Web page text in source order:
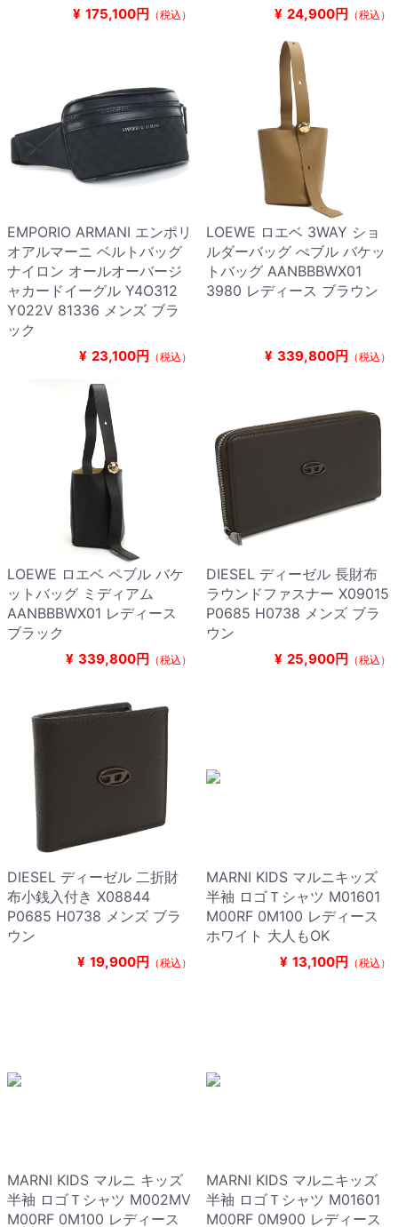
¥ 175,100円 （税込） ¥ 24,900円 （税込）
EMPORIO ARMANI エンポリ
オアルマーニ ベルトバッグ
ナイロン オールオーバージ
ャカードイーグル Y4O312
Y022V 81336 メンズ ブラ
ック
¥ 23,100円 （税込）
LOEWE ロエベ 3WAY ショ
ルダーバッグ ぺブル バケッ
トバッグ AANBBBWX01
3980 レディース ブラウン
¥ 339,800円 （税込）
LOEWE ロエベ ペブル バケ
ットバッグ ミディアム
AANBBBWX01 レディース
ブラック
¥ 339,800円 （税込）
DIESEL ディーゼル 長財布
ラウンドファスナー X09015
P0685 H0738 メンズ ブラ
ウン
¥ 25,900円 （税込）
DIESEL ディーゼル 二折財
布小銭入付き X08844
P0685 H0738 メンズ ブラ
ウン
¥ 19,900円 （税込）
MARNI KIDS マルニキッズ
半袖 ロゴＴシャツ M01601
M00RF 0M100 レディース
ホワイト 大人もOK
¥ 13,100円 （税込）
MARNI KIDS マルニ キッズ
半袖 ロゴＴシャツ M002MV
M00RF 0M100 レディース
MARNI KIDS マルニキッズ
半袖 ロゴＴシャツ M01601
M00RF 0M900 レディース